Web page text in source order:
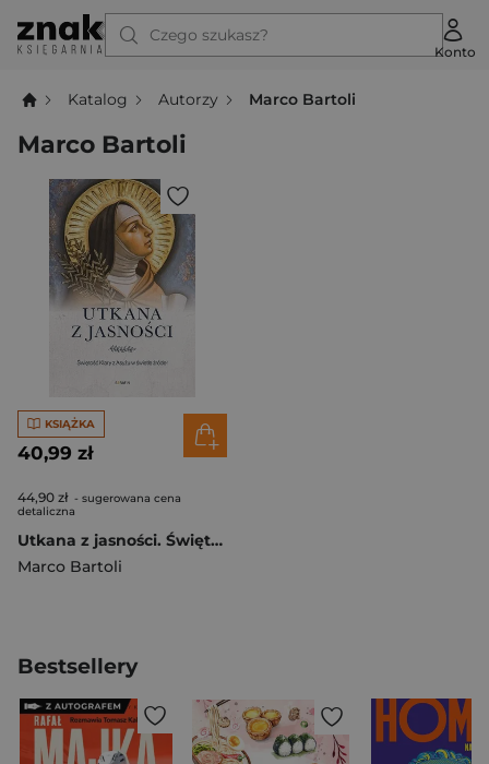
Czego szukasz?
Konto
Katalog Autorzy Marco Bartoli
Marco Bartoli
KSIĄŻKA
40,99 zł
44,90 zł - sugerowana cena
detaliczna
Utkana z jasności. Świętość Klary z Asyżu
Marco Bartoli
Bestsellery